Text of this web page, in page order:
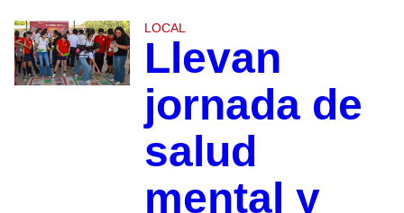
LOCAL
Llevan
jornada de
salud
mental y